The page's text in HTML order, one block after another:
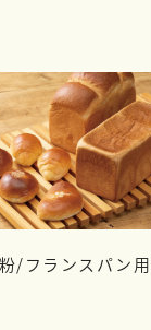
/フランスパン